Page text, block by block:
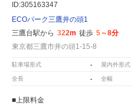
ID:305163347
ECOパーク三鷹井の頭1
三鷹台駅から 322m 徒歩 5～8分
東京都三鷹市井の頭1-15-8
駐車場形式 - 屋内外形式
全長 - 全幅
■上限料金